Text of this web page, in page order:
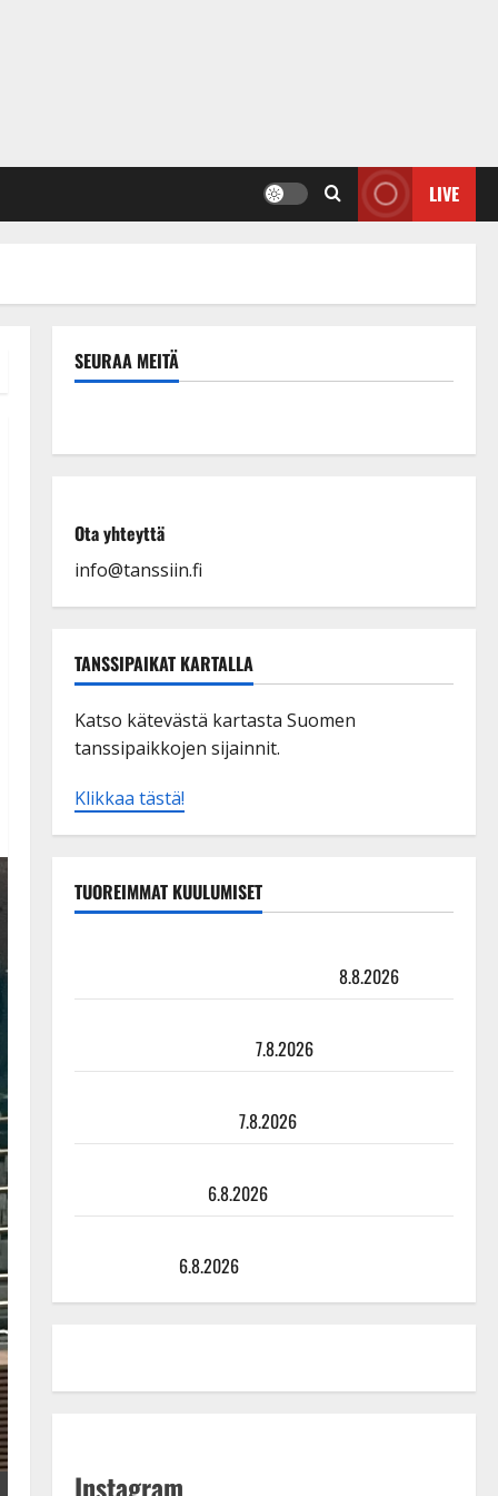
LIVE
SEURAA MEITÄ
Ota yhteyttä
info@tanssiin.fi
TANSSIPAIKAT KARTALLA
Katso kätevästä kartasta Suomen
tanssipaikkojen sijainnit.
Klikkaa tästä!
TUOREIMMAT KUULUMISET
8.8.2026
7.8.2026
7.8.2026
6.8.2026
6.8.2026
Instagram